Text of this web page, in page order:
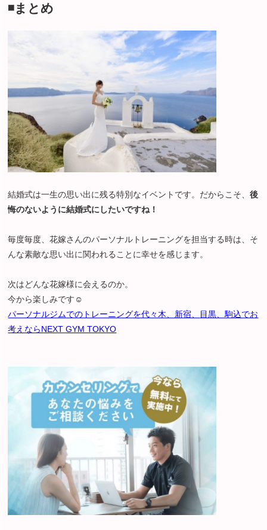
◾️まとめ
結婚式は一生の思い出に残る特別なイベントです。だからこそ、後
悔のないように結婚式にしたいですね！
毎度毎度、花嫁さんのパーソナルトレーニングを担当する時は、そ
んな素敵な思い出に関われることに幸せを感じます。
次はどんな花嫁様に会えるのか。
今から楽しみです☺︎
パーソナルジムでのトレーニングを代々木、新宿、 目黒、駒込でお
考えならNEXT GYM TOKYO